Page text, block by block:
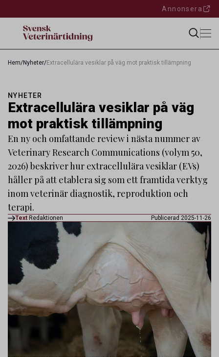
Annonsera
Hem/Nyheter/Extracellulära vesiklar på väg mot praktisk tillämpning
NYHETER
Extracellulära vesiklar på väg
mot praktisk tillämpning
En ny och omfattande review i nästa nummer av
Veterinary Research Communications (volym 50,
2026) beskriver hur extracellulära vesiklar (EVs)
håller på att etablera sig som ett framtida verktyg
inom veterinär diagnostik, reproduktion och
terapi.
Text Redaktionen Publicerad 2025-11-26